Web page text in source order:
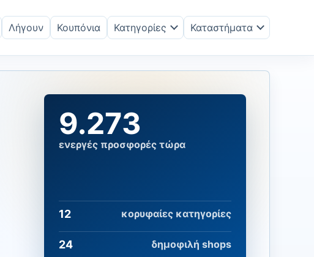
Λήγουν Κουπόνια Κατηγορίες Καταστήματα
9.273
ενεργές προσφορές τώρα
12 κορυφαίες κατηγορίες
24 δημοφιλή shops